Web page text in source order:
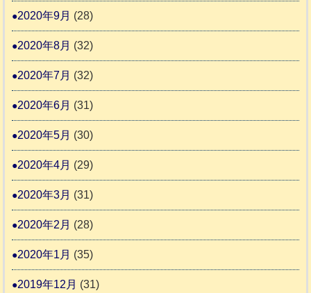
2020年9月 (28)
2020年8月 (32)
2020年7月 (32)
2020年6月 (31)
2020年5月 (30)
2020年4月 (29)
2020年3月 (31)
2020年2月 (28)
2020年1月 (35)
2019年12月 (31)